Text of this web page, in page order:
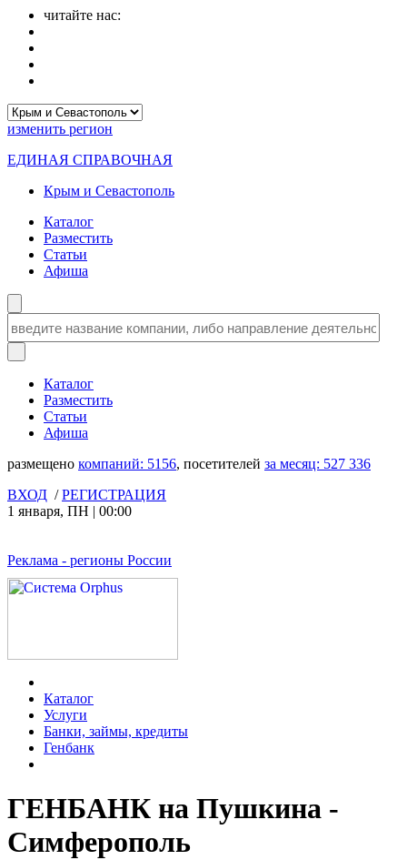
читайте нас:
изменить регион
ЕДИНАЯ СПРАВОЧНАЯ
Крым и Севастополь
Каталог
Разместить
Статьи
Афиша
Каталог
Разместить
Статьи
Афиша
размещено компаний: 5156, посетителей за месяц: 527 336
ВХОД /РЕГИСТРАЦИЯ
1 января, ПН | 00:00
Реклама - регионы России
Каталог
Услуги
Банки, займы, кредиты
Генбанк
ГЕНБАНК на Пушкина -
Симферополь